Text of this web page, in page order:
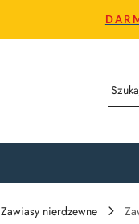
Zawiasy nierdzewne